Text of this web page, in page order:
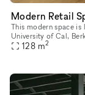
Modern Retail
This modern space
University of Cal,
the beautiful scenic
128 m2